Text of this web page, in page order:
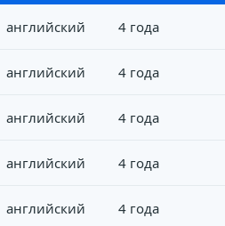
английский 4 года
английский 4 года
английский 4 года
английский 4 года
английский 4 года